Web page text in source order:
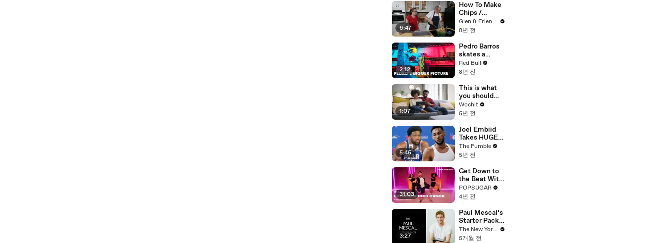
6:47
How To Make
Chips /
French Fries /
Frites
Glen & Friends Cooking Food
8년 전
2:12
Pedro Barros
skates a
virtual globe.
Red Bull
8년 전
1:07
This is what
you should
expect from
your partner
zodiac sign
Wochit
5년 전
5:45
Joel Embiid
Takes HUGE
JAB At Ben
Simmons,
He's A Clipper
For Life: NBA
Media Day
Recap
The Fumble
5년 전
31:03
Get Down to
the Beat With
This 30-
Minute Latin-
Dance Cardio
Routine
POPSUGAR
4년 전
3:27
Paul Mescal’s
Starter Pack
of Cultural
Essentials
The New Yorker
5개월 전